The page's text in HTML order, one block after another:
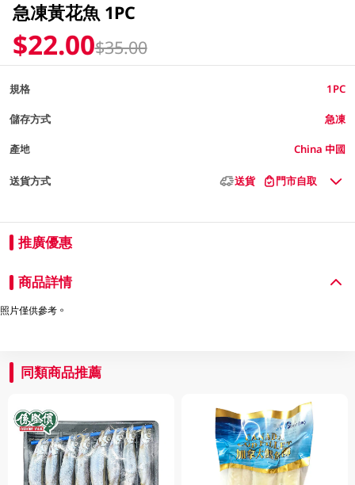
急凍黃花魚 1PC
$22.00$35.00
規格 1PC
儲存方式 急凍
產地 China 中國
送貨方式 送貨 門市自取
推廣優惠
商品詳情
照片僅供參考。
同類商品推薦